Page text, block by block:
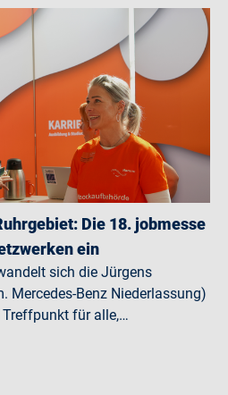
Die 18. jobmesse
ein
sich die Jürgens
Mercedes-Benz Niederlassung)
für alle,…